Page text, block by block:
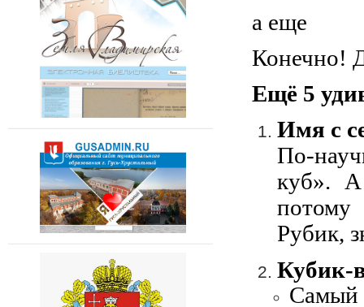
а еще
Конечно!
Ещё 5
Имя с
По-
куб». А
Рубик,
Кубик-